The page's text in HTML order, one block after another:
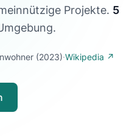
Projekte. 5
(2023)·Wikipedia ↗